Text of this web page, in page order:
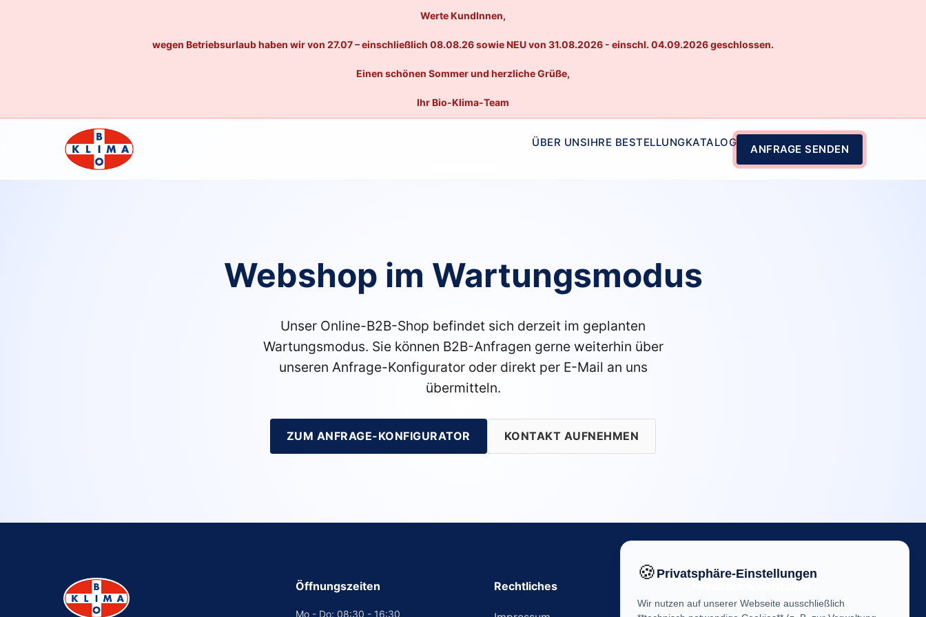
Werte KundInnen,
wegen Betriebsurlaub haben wir von 27.07 – einschließlich 08.08.26 sowie NEU von 31.08.2026 - einschl. 04.09.2026 geschlossen.
Einen schönen Sommer und herzliche Grüße,
Ihr Bio-Klima-Team
ÜBER UNSIHRE BESTELLUNGKATALOG
ANFRAGE SENDEN
Webshop im Wartungsmodus
Unser Online-B2B-Shop befindet sich derzeit im geplanten
Wartungsmodus. Sie können B2B-Anfragen gerne weiterhin über
unseren Anfrage-Konfigurator oder direkt per E-Mail an uns
übermitteln.
ZUM ANFRAGE-KONFIGURATOR KONTAKT AUFNEHMEN
Öffnungszeiten
Mo - Do: 08:30 - 16:30
Rechtliches
Ihre Meinung ist uns wichtig! Helfen
🍪Privatsphäre-Einstellungen
Wir nutzen auf unserer Webseite ausschließlich